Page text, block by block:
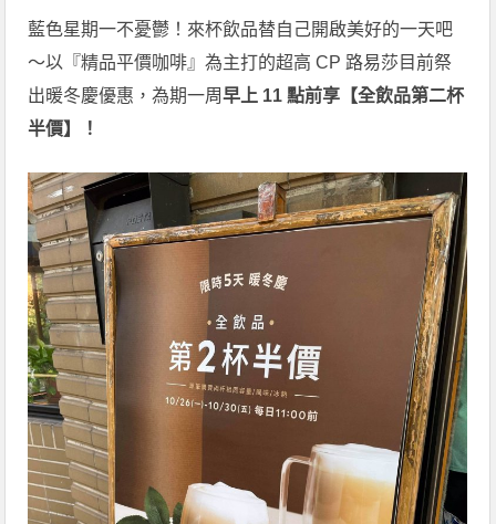
藍色星期一不憂鬱！來杯飲品替自己開啟美好的一天吧
～以『精品平價咖啡』為主打的超高 CP 路易莎目前祭
出暖冬慶優惠，為期一周早上 11 點前享【全飲品第二杯
半價】！